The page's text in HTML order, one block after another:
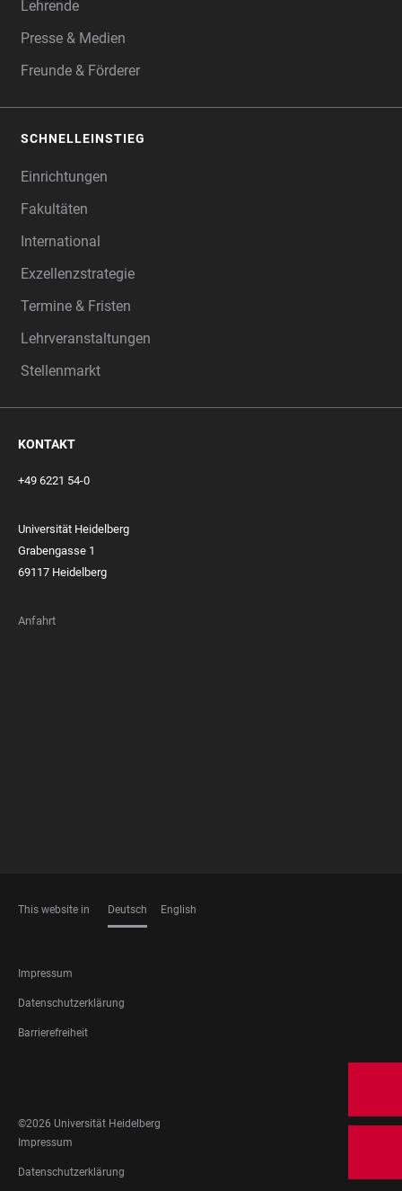
Lehrende
Presse & Medien
Freunde & Förderer
SCHNELLEINSTIEG
Einrichtungen
Fakultäten
International
Exzellenzstrategie
Termine & Fristen
Lehrveranstaltungen
Stellenmarkt
KONTAKT
+49 6221 54-0
Universität Heidelberg
Grabengasse 1
69117 Heidelberg
Anfahrt
This website in Deutsch English
FOOTER
LEGAL
Impressum
Datenschutzerklärung
Barrierefreiheit
MEDIA
©2026 Universität Heidelberg
FOOTER
LEGAL
Impressum
Datenschutzerklärung